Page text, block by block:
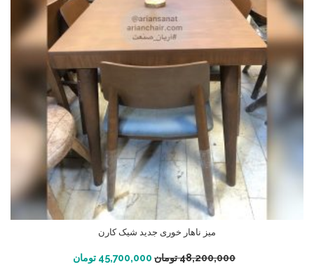
میز ناهار خوری جدید شیک کارن
48,200,000تومان 45,700,000 تومان افزودن به سبد خرید